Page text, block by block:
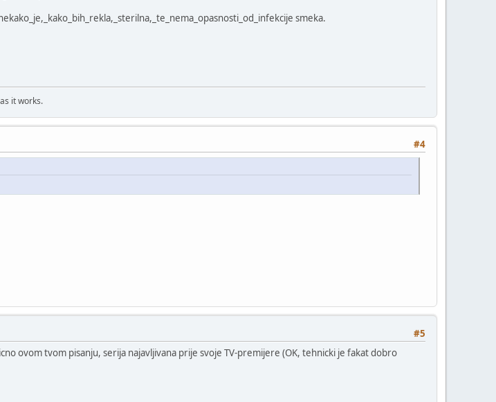
smeka.
it works.
#4
#5
ovom tvom pisanju, serija najavljivana prije svoje TV-premijere (OK, tehnicki je fakat dobro